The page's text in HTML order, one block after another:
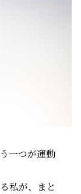
一つが運動
私が、まと